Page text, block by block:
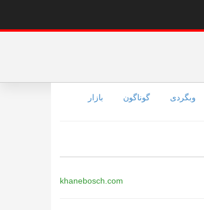
وبگردی گوناگون بازار
khanebosch.com